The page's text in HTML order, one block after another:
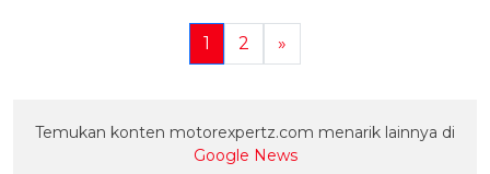
1 2 »
Temukan konten motorexpertz.com menarik lainnya di
Google News